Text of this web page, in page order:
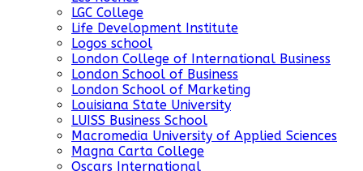
LGC College
Life Development Institute
Logos school
London College of International Business
London School of Business
London School of Marketing
Louisiana State University
LUISS Business School
Macromedia University of Applied Sciences
Magna Carta College
Oscars International